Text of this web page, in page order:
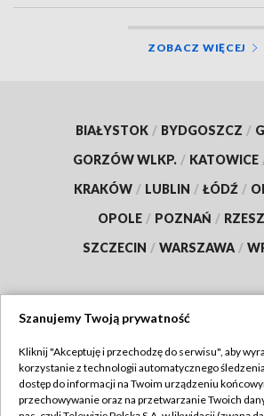
ZOBACZ WIĘCEJ
BIAŁYSTOK / BYDGOSZCZ /
GORZÓW WLKP. / KATOWICE
KRAKÓW / LUBLIN / ŁÓDŹ /
OPOLE / POZNAŃ /
SZCZECIN / WARSZAWA /
TVP
Abonament TVP
Regulamin TVP
Szanujemy Twoją prywatność
Kliknij "Akceptuję i przechodzę do serwisu", aby
korzystanie z technologii automatycznego
dostęp do informacji na Twoim urządzeniu
przechowywanie oraz na przetwarzanie Twoich